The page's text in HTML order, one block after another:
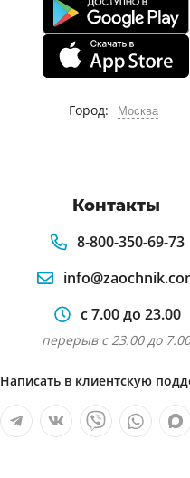
Город: Москва
Контакты
8-800-350-69-73
с 7.00 до 23.00
перерыв с 23.00 до 7.00
Написать в клиентскую